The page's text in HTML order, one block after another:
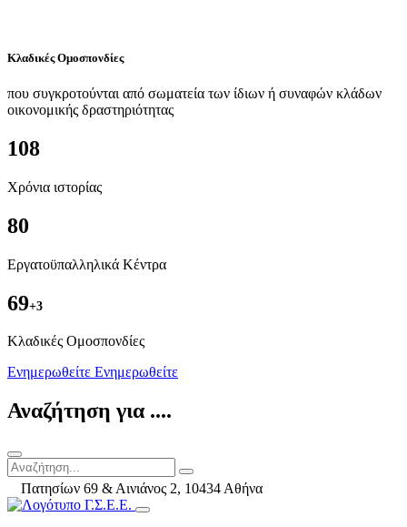
Κλαδικές Ομοσπονδίες
που συγκροτούνται από σωματεία των ίδιων ή συναφών κλάδων
οικονομικής δραστηριότητας
108
Χρόνια ιστορίας
80
Εργατοϋπαλληλικά Κέντρα
69+3
Kλαδικές Ομοσπονδίες
Ενημερωθείτε Ενημερωθείτε
Αναζήτηση για ....
Πατησίων 69 & Αινιάνος 2, 10434 Αθήνα